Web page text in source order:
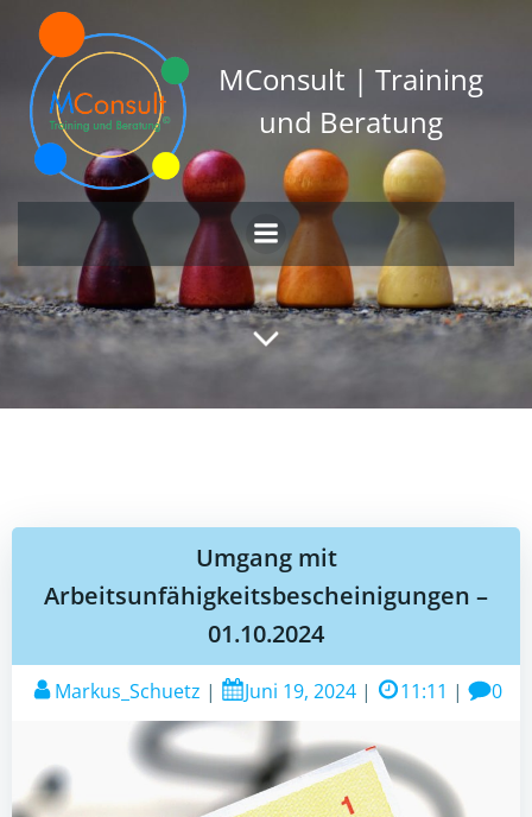
springen
MConsult | Training
und Beratung
Umgang mit
Arbeitsunfähigkeitsbescheinigungen –
01.10.2024
Markus_Schuetz | Juni 19, 2024 | 11:11 | 0